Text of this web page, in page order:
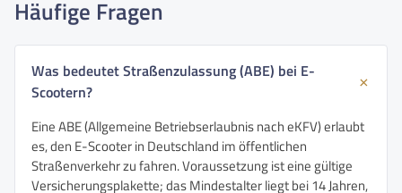
Häufige Fragen
Was bedeutet Straßenzulassung (ABE) bei E-
Scootern?
Eine ABE (Allgemeine Betriebserlaubnis nach eKFV) erlaubt
es, den E-Scooter in Deutschland im öffentlichen
Straßenverkehr zu fahren. Voraussetzung ist eine gültige
Versicherungsplakette; das Mindestalter liegt bei 14 Jahren,